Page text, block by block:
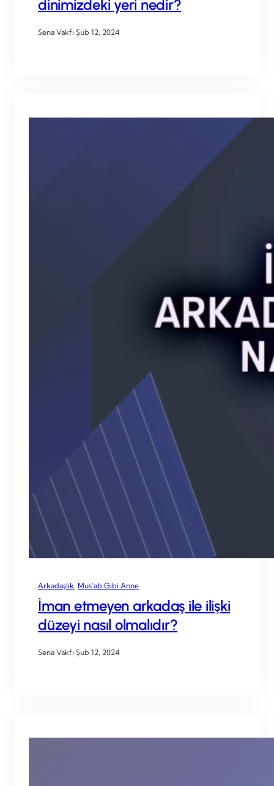
dinimizdeki yeri nedir?
Sena Vakfı·Şub 12, 2024
Arkadaşlık Mus’ab Gibi Anne
İman etmeyen arkadaş ile ilişki
düzeyi nasıl olmalıdır?
Sena Vakfı·Şub 12, 2024